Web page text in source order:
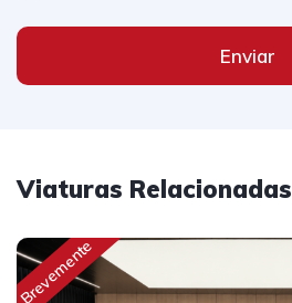
Enviar
Viaturas Relacionadas
Brevemente